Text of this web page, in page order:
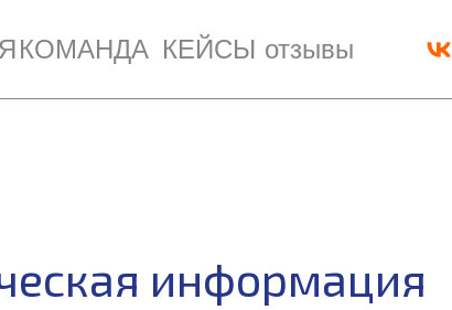
КОМАНДА КЕЙСЫ отзывы
информация